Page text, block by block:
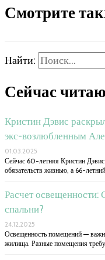
Смотрите
Найти:
Сейчас
Кристин Дэвис
экс-возлюбленным
01.03.2025
Сейчас 60-летняя Кристин Дэвис
обязательств жизнью, а 66-
Расчет
спальни?
24.12.2025
Освещенность помещений —
жилища. Разные помещения